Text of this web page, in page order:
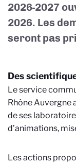
2026-2027
2026. Les
seront pas
Des
Le service
Rhône Auvergne
de ses
d’animations,
Les actions